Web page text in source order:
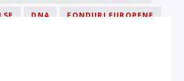
DNA FONDURI EUROPENE